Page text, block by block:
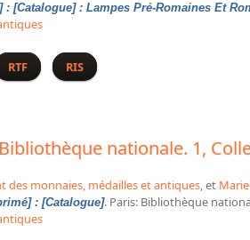
[Catalogue] : Lampes Pré-Romaines Et
de la Bibliothèque nationale. 2, Fonds
RTF RIS
nationale. 1,
monnaies, médailles et antiques, et
: [Catalogue]. Paris: Bibliothèque